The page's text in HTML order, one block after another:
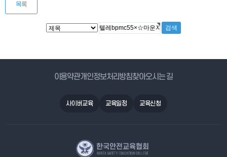
목록
이용약관개인정보처리방침찾아오시는 길
사이버교육 교육일정 교육신청